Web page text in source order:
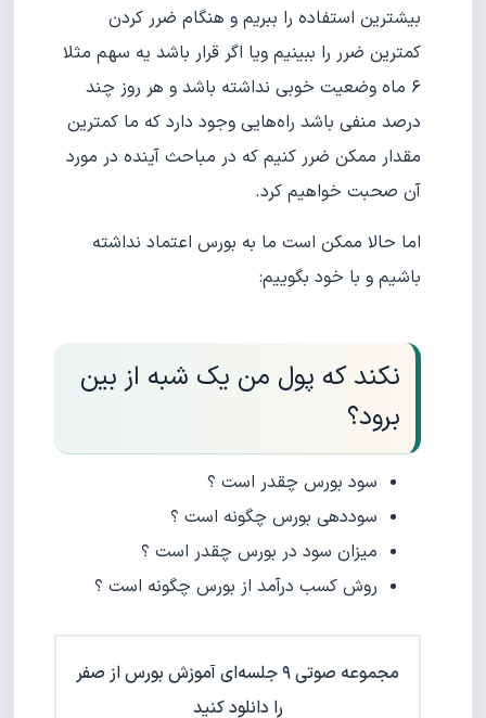
بیشترین استفاده را ببریم و هنگام ضرر کردن
کمترین ضرر را ببینیم ویا اگر قرار باشد یه سهم مثلا
۶ ماه وضعیت خوبی نداشته باشد و هر روز چند
درصد منفی باشد راه‌هایی وجود دارد که ما کمترین
مقدار ممکن ضرر کنیم که در مباحث آینده در مورد
آن صحبت خواهیم کرد.
اما حالا ممکن است ما به بورس اعتماد نداشته
باشیم و با خود بگوییم:
نکند که پول من یک شبه از بین
برود؟
سود بورس چقدر است ؟
سوددهی بورس چگونه است ؟
میزان سود در بورس چقدر است ؟
روش کسب درآمد از بورس چگونه است ؟
مجموعه صوتی ۹ جلسه‌ای آموزش بورس از صفر
را دانلود کنید